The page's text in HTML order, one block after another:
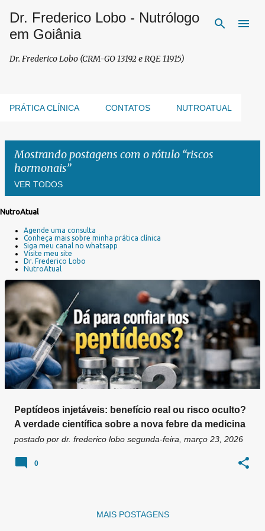
Pular para o conteúdo principal
Dr. Frederico Lobo - Nutrólogo
em Goiânia
Dr. Frederico Lobo (CRM-GO 13192 e RQE 11915)
PRÁTICA CLÍNICA CONTATOS NUTROATUAL
Mostrando postagens com o rótulo riscos
hormonais
VER TODOS
g
e
NutroAtual
Agende uma consulta
Conheça mais sobre minha prática clínica
Siga meu canal no whatsapp
Visite meu site
Dr. Frederico Lobo
NutroAtual
Peptídeos injetáveis: benefício real ou risco oculto?
A verdade científica sobre a nova febre da medicina
postado por dr. frederico lobo segunda-feira, março 23, 2026
0
MAIS POSTAGENS